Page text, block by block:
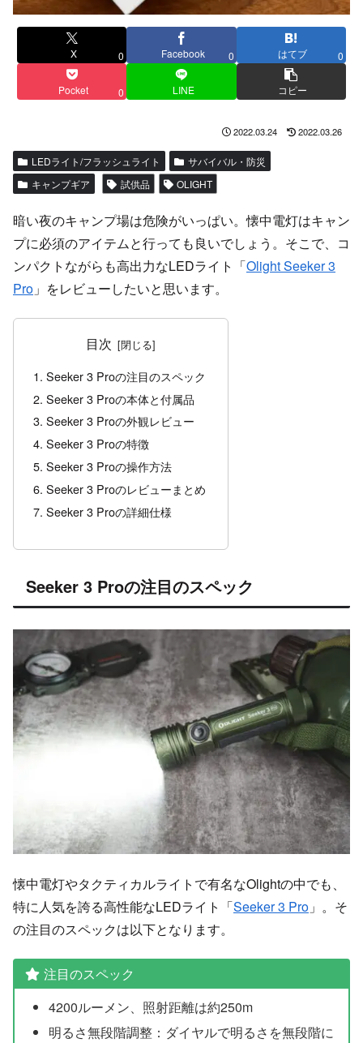
X 0 Facebook 0 はてブ 0
Pocket 0 LINE コピー
2022.03.24 2022.03.26
LEDライト/フラッシュライト
サバイバル・防災
キャンプギア
試供品 OLIGHT
暗い夜のキャンプ場は危険がいっぱい。懐中電灯はキャン
プに必須のアイテムと行っても良いでしょう。そこで、コ
ンパクトながらも高出力なLEDライト「Olight Seeker 3
Pro 」をレビューしたいと思います。
目次
Seeker 3 Proの注目のスペック
Seeker 3 Proの本体と付属品
Seeker 3 Proの外観レビュー
Seeker 3 Proの特徴
Seeker 3 Proの操作方法
Seeker 3 Proのレビューまとめ
Seeker 3 Proの詳細仕様
Seeker 3 Proの注目のスペック
懐中電灯やタクティカルライトで有名なOlightの中でも、
特に人気を誇る高性能なLEDライト「Seeker 3 Pro 」。そ
の注目のスペックは以下となります。
注目のスペック
4200ルーメン、照射距離は約250m
明るさ無段階調整：ダイヤルで明るさを無段階に